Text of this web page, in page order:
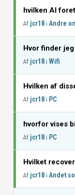
hvilken AI
Af jcr18 i Andre
Hvor finder
Af jcr18 i Wifi
Hvilken af
Af jcr18 i PC
hvorfor vises
Af jcr18 i PC
Hvilket
Af jcr18 i Andet